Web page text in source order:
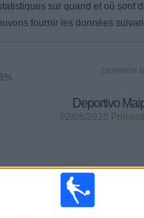
sur quand et où sont
fournir les données
DERNIER
Deportivo
02/08/2026
MATCHS